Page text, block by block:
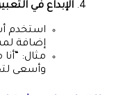
الإبداع في
استخدم
إضافة
مثال:
وأسعى